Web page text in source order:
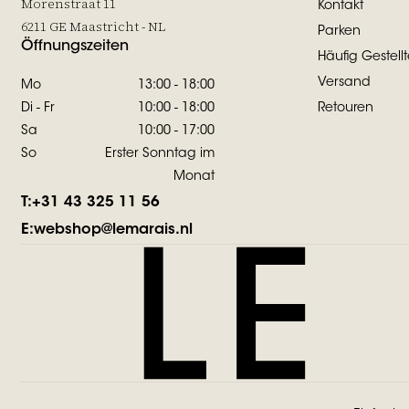
Morenstraat 11
6211 GE Maastricht - NL
Öffnungszeiten
Mo
13:00 - 18:00
Di - Fr
10:00 - 18:00
Sa
10:00 - 17:00
So
Erster Sonntag im
Monat
T:+31 43 325 11 56
E:webshop@lemarais.nl
Kontakt
Parken
Häufig
Versand
Retouren